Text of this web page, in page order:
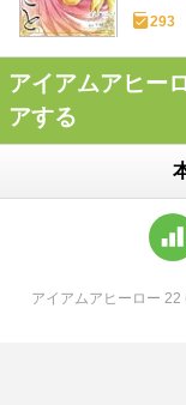
293
アイアムアヒー
アする
アイアムアヒーロー